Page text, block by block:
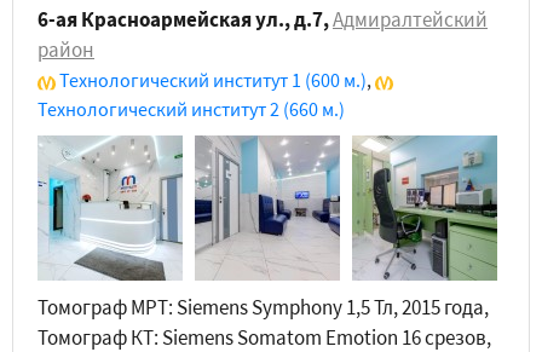
6-ая Красноармейская ул., д.7,Адмиралтейский
район
Технологический институт 1 (600 м.),
Технологический институт 2 (660 м.)
Томограф МРТ: Siemens Symphony 1,5 Тл, 2015 года,
Томограф КТ: Siemens Somatom Emotion 16 срезов,